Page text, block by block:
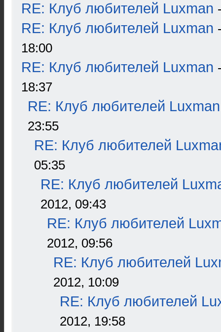
RE: Клуб любителей Luxman
RE: Клуб любителей Luxman
18:00
RE: Клуб любителей Luxman
18:37
RE: Клуб любителей Luxman
23:55
RE: Клуб любителей
05:35
RE: Клуб любителей
2012, 09:43
RE: Клуб любителей
2012, 09:56
RE: Клуб любителей
2012, 10:09
RE: Клуб любителей
2012, 19:58